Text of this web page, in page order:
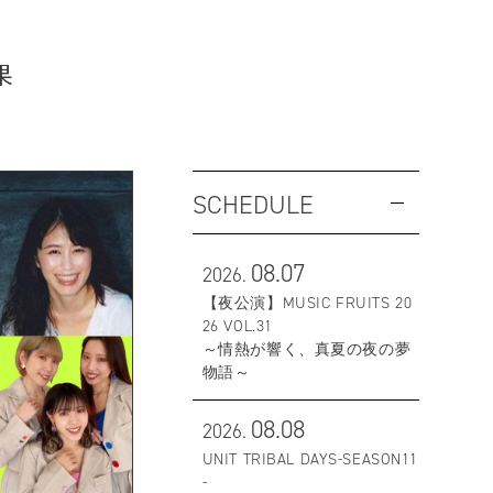
SCHEDULE
2026. 08.07
【夜公演】MUSIC FRUITS 20
26 VOL.31
～情熱が響く、真夏の夜の夢
物語～
2026. 08.08
UNIT TRIBAL DAYS-SEASON11
-